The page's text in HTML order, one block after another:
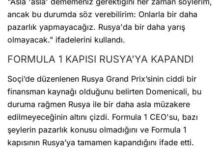
ancak bu durumda söz verebilirim: Onlarla bir daha
pazarlık yapmayacağız. Rusya'da bir daha yarış
olmayacak." ifadelerini kullandı.
FORMULA 1 KAPISI RUSYA'YA KAPANDI
Soçi’de düzenlenen Rusya Grand Prix’sinin ciddi bir
finansman kaynağı olduğunu belirten Domenicali, bu
duruma rağmen Rusya ile bir daha asla müzakere
edilmeyeceğinin altını çizdi. Formula 1 CEO'su, bazı
şeylerin pazarlık konusu olmadığını ve Formula 1
kapısının Rusya’ya tamamen kapandığını ifade etti.